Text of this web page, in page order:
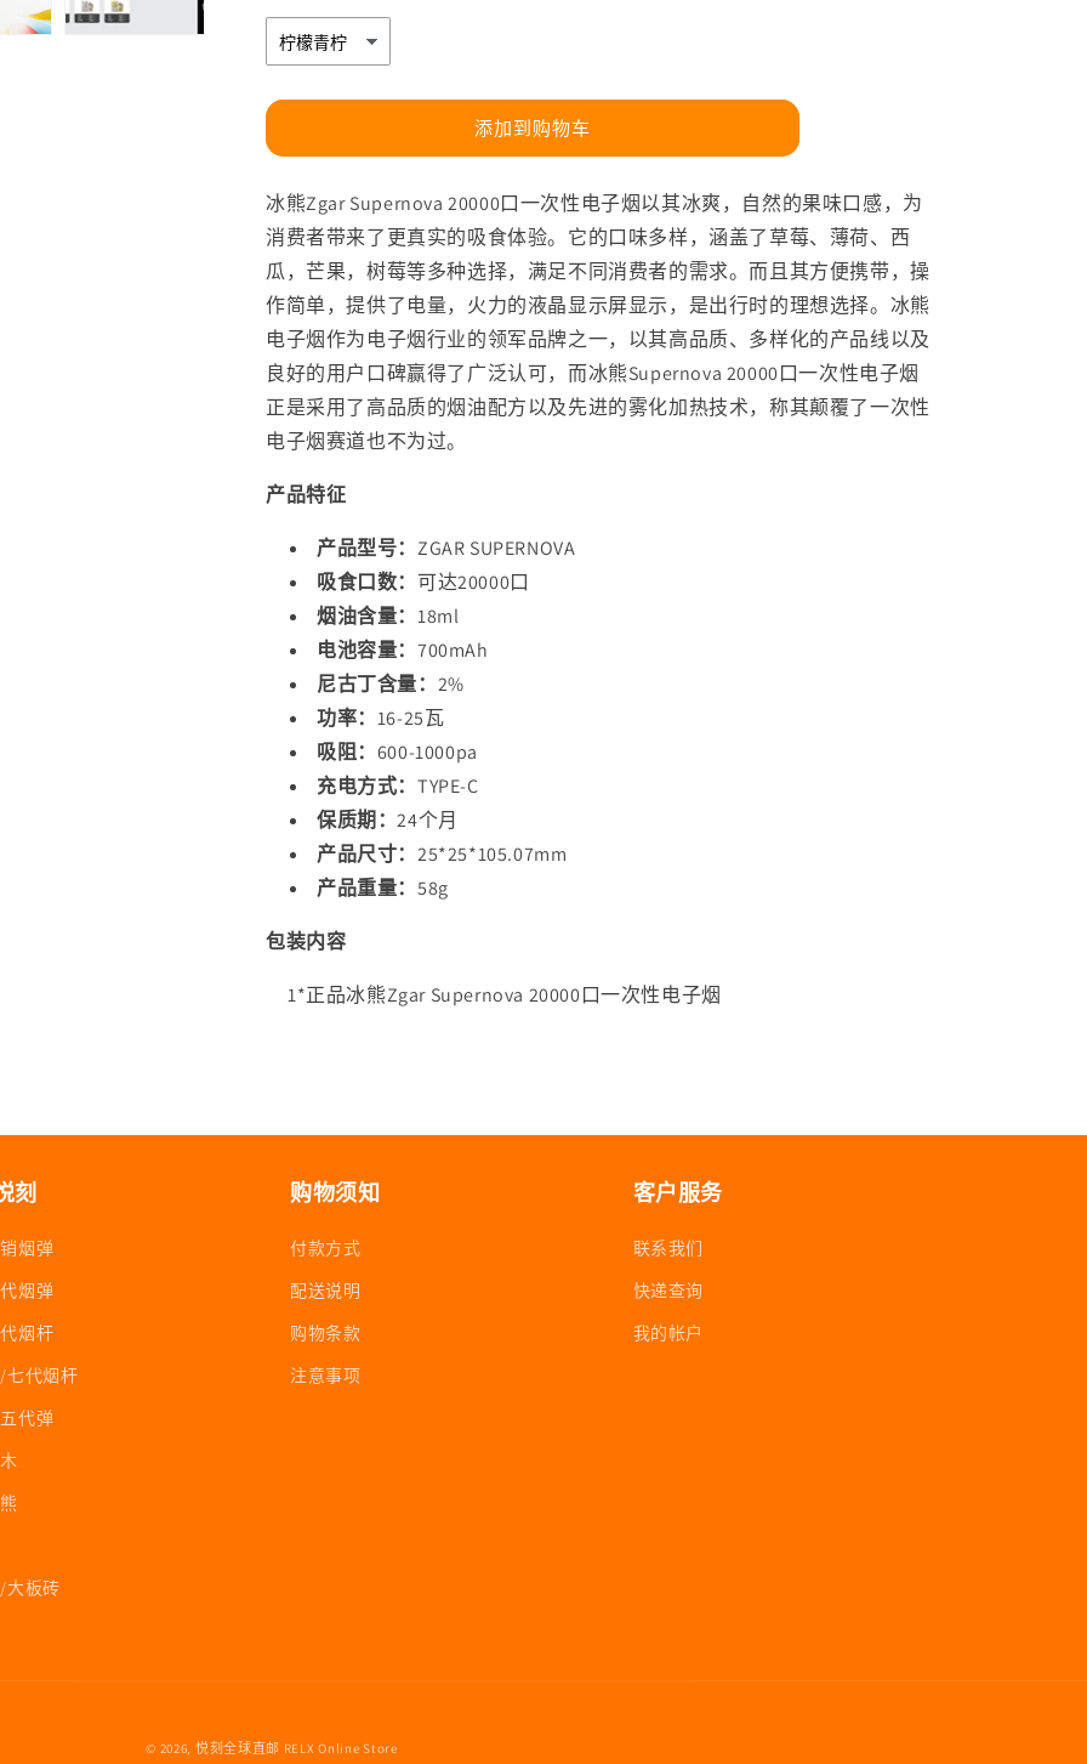
性
电
化
烟
仓/LED
显
示
屏/
可
调
火
烟
阻
的
数
量
化
烟
仓/LED
显
示
屏/
可
调
烟
阻
的
数
量
或
可
用
添加到购物车
冰熊Zgar Supernova 20000口一次性电子烟以其冰爽，自然的果味口感，为
消费者带来了更真实的吸食体验。它的口味多样，涵盖了草莓、薄荷、西
瓜，芒果，树莓等多种选择，满足不同消费者的需求。而且其方便携带，操
作简单，提供了电量，火力的液晶显示屏显示，是出行时的理想选择。冰熊
电子烟作为电子烟行业的领军品牌之一，以其高品质、多样化的产品线以及
良好的用户口碑赢得了广泛认可，而冰熊Supernova 20000口一次性电子烟
正是采用了高品质的烟油配方以及先进的雾化加热技术，称其颠覆了一次性
电子烟赛道也不为过。
产品特征
产品型号： ZGAR SUPERNOVA
吸食口数： 可达20000口
烟油含量： 18ml
电池容量： 700mAh
尼古丁含量： 2%
功率： 16-25瓦
吸阻： 600-1000pa
充电方式： TYPE-C
保质期：24个月
产品尺寸： 25*25*105.07mm
产品重量： 58g
包装内容
1*正品冰熊Zgar Supernova 20000口一次性电子烟
刻
烟弹
烟弹
烟杆
七代烟杆
代弹
大板砖
购物须知
付款方式
配送说明
购物条款
注意事项
客户服务
联系我们
快递查询
我的帐户
© 2026, 悦刻全球直邮 RELX Online Store